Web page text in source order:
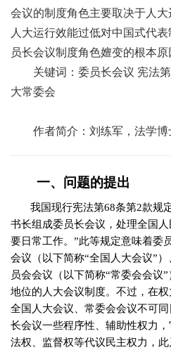
会议的制度角色主要取决于人
人大运行效能过低对中国式代
员长会议制度角色嬗变的根本原
关键词：委员长会议 宪法
大常委会
作者简介：刘练军，法学博
一、问题的提出
我国现行宪法第68条第2款规
书长组成委员长会议，处理全国
要日常工作。”此等规定意味着委
会议（以下简称“全国人大会议”
员会会议（以下简称“常委会会议
地位的人大会议制度。不过，在
全国人大会议、常委会会议不可
长会议一些程序性、辅助性权力
法权、监督权等代议民主权力，